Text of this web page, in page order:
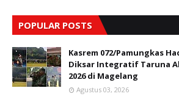
POPULAR POSTS
Kasrem 072/Pamungkas
Diksar Integratif Taruna
2026 di Magelang
Agustus 03, 2026